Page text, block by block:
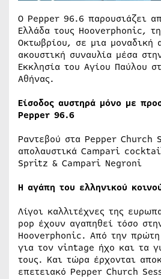
Ο Pepper 96.6 παρουσιάζει
Ελλάδα τους Hooverphonic,
Οκτωβρίου, σε μια μοναδική
ακουστική συναυλία μέσα
Εκκλησία του Αγίου Παύλου
Αθήνας.
Είσοδος αυστηρά μόνο με
Pepper 96.6
Ραντεβού στα Pepper Church
απολαυστικά Campari
Spritz & Campari Negroni
Η αγάπη του ελληνικού
Λίγοι καλλιτέχνες της
pop έχουν αγαπηθεί τόσο
Hooverphonic. Από την πρώτη
για τον vintage ήχο και τα
τους. Και τώρα έρχονται
επετειακό Pepper Church